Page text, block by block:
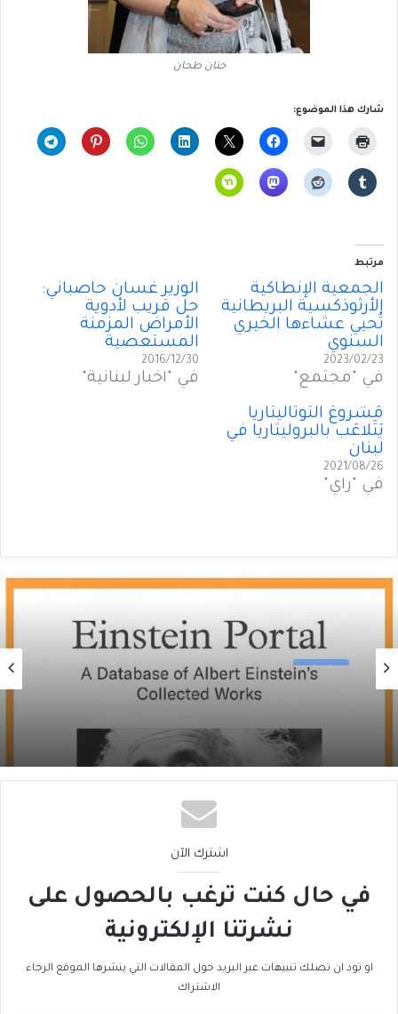
حنان طحان
شارك هذا الموضوع:
مرتبط
الجمعية الإنطاكية
الأرثوذكسية البريطانية
تُحيي عشاءها الخيري
السنوي
2023/02/23
في "مجتمع"
الوزير غسان حاصباني:
حل قريب لأدوية
الأمراض المزمنة
المستعصية
2016/12/30
في "أخبار لبنانية"
مَشروعُ التوتاليتاريا
يَتَلاعَب بالبروليتاريا في
لبنان
2021/08/26
في "رأي"
اشترك الآن
في حال كنت ترغب بالحصول على
نشرتنا الإلكترونية
او تود ان تصلك تنبيهات عبر البريد حول المقالات التي ينشرها الموقع الرجاء
الاشتراك